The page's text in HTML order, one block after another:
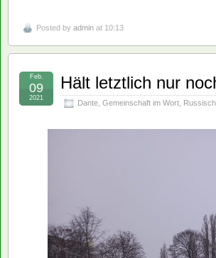
Posted by admin at 10:13
Hält letztlich nur
Dante, Gemeinschaft im Wort,
Feb.
09
2021